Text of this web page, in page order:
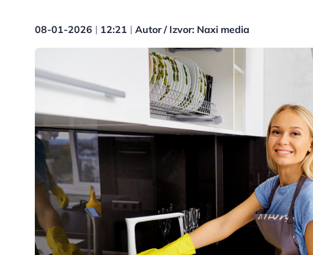
08-01-2026 12:21 Autor / Izvor: Naxi media